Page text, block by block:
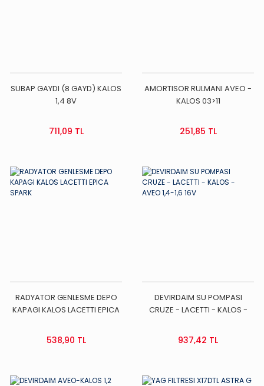
SUBAP GAYDI (8 GAYD) KALOS
1,4 8V
711,09 TL
AMORTISOR RULMANI AVEO -
KALOS 03>11
251,85 TL
RADYATOR GENLESME DEPO
KAPAGI KALOS LACETTI EPICA
538,90 TL
DEVIRDAIM SU POMPASI
CRUZE - LACETTI - KALOS -
937,42 TL